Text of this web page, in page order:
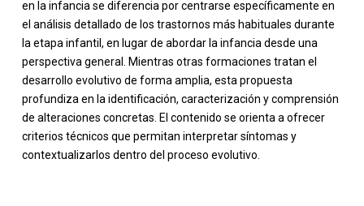
en la infancia se diferencia por centrarse específicamente en
el análisis detallado de los trastornos más habituales durante
la etapa infantil, en lugar de abordar la infancia desde una
perspectiva general. Mientras otras formaciones tratan el
desarrollo evolutivo de forma amplia, esta propuesta
profundiza en la identificación, caracterización y comprensión
de alteraciones concretas. El contenido se orienta a ofrecer
criterios técnicos que permitan interpretar síntomas y
contextualizarlos dentro del proceso evolutivo.
-